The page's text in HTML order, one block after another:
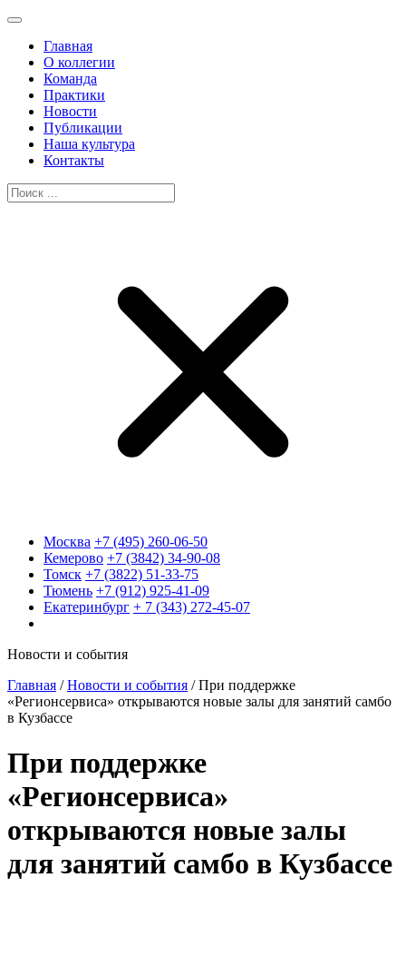
Главная
О коллегии
Команда
Практики
Новости
Публикации
Наша культура
Контакты
Москва +7 (495) 260-06-50
Кемерово +7 (3842) 34-90-08
Томск +7 (3822) 51-33-75
Тюмень +7 (912) 925-41-09
Екатеринбург + 7 (343) 272-45-07
Новости и события
Главная /Новости и события /При поддержке
«Регионсервиса» открываются новые залы для занятий самбо
в Кузбассе
При поддержке
«Регионсервиса»
открываются новые залы
для занятий самбо в Кузбассе